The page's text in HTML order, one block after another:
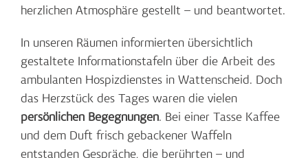
herzlichen Atmosphäre gestellt – und beantwortet.
In unseren Räumen informierten übersichtlich
gestaltete Informationstafeln über die Arbeit des
ambulanten Hospizdienstes in Wattenscheid. Doch
das Herzstück des Tages waren die vielen
persönlichen Begegnungen. Bei einer Tasse Kaffee
und dem Duft frisch gebackener Waffeln
entstanden Gespräche, die berührten – und